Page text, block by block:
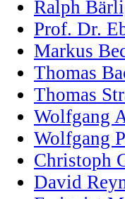
Ralph
Prof. Dr.
Markus
Thomas
Thomas
Wolfgang
Wolfgang
Christoph
David